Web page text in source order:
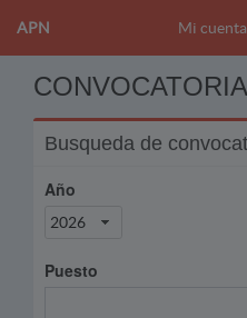
APN Mi cuenta
Busqueda de
Año
2026
Puesto